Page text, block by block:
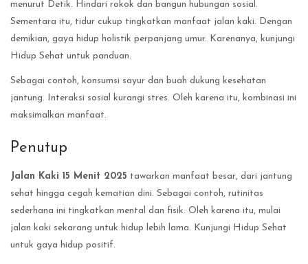
menurut Detik. Hindari rokok dan bangun hubungan sosial.
Sementara itu, tidur cukup tingkatkan manfaat jalan kaki. Dengan
demikian, gaya hidup holistik perpanjang umur. Karenanya, kunjungi
Hidup Sehat untuk panduan.
Sebagai contoh, konsumsi sayur dan buah dukung kesehatan
jantung. Interaksi sosial kurangi stres. Oleh karena itu, kombinasi ini
maksimalkan manfaat.
Penutup
Jalan Kaki 15 Menit 2025 tawarkan manfaat besar, dari jantung
sehat hingga cegah kematian dini. Sebagai contoh, rutinitas
sederhana ini tingkatkan mental dan fisik. Oleh karena itu, mulai
jalan kaki sekarang untuk hidup lebih lama. Kunjungi Hidup Sehat
untuk gaya hidup positif.